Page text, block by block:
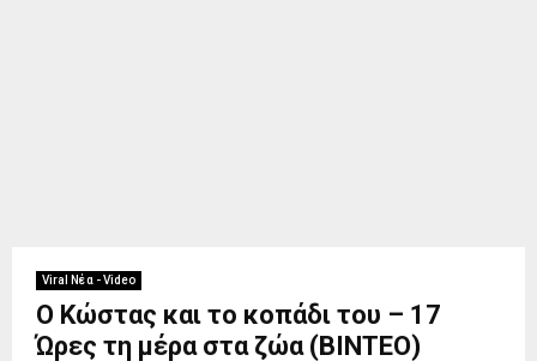
Viral Νέα - Video
Ο Κώστας και το κοπάδι του – 17
Ώρες τη μέρα στα ζώα (BINTEO)